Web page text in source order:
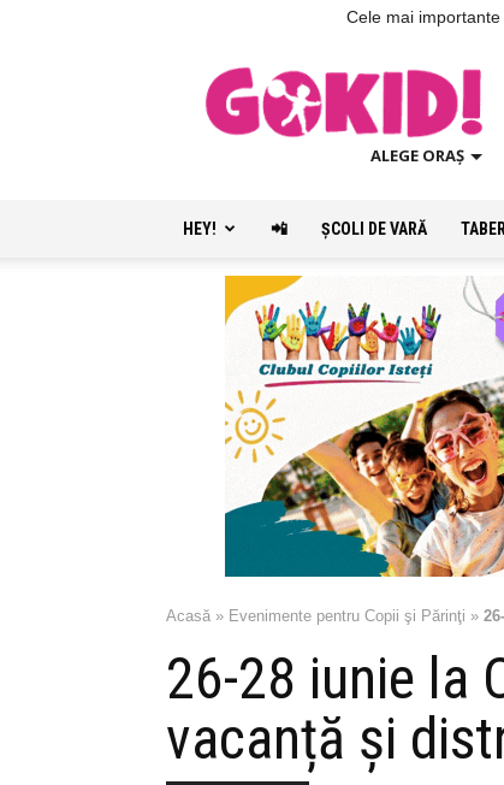
Cele mai
ALEGE ORAȘ
HEY! 📲 ŞCOLI DE VARĂ
Acasă » Evenimente pentru Copii şi Părinţi »
26-28 iunie la
vacanță și